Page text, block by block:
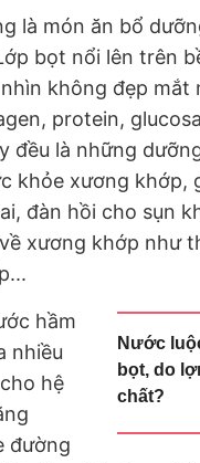
là món ăn bổ
bọt nổi lên trên
không đẹp mắt
protein,
đều là những
khỏe xương khớp,
đàn hồi cho sụn
xương khớp như
Nước
bọt, do
chất?
hầm
nhiều
hệ
đường